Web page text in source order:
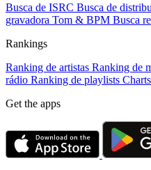
Busca de ISRC Busca de
gravadora Tom & BPM Busca
Rankings
Ranking de artistas Ranking de
rádio Ranking de playlists Charts
Get the apps